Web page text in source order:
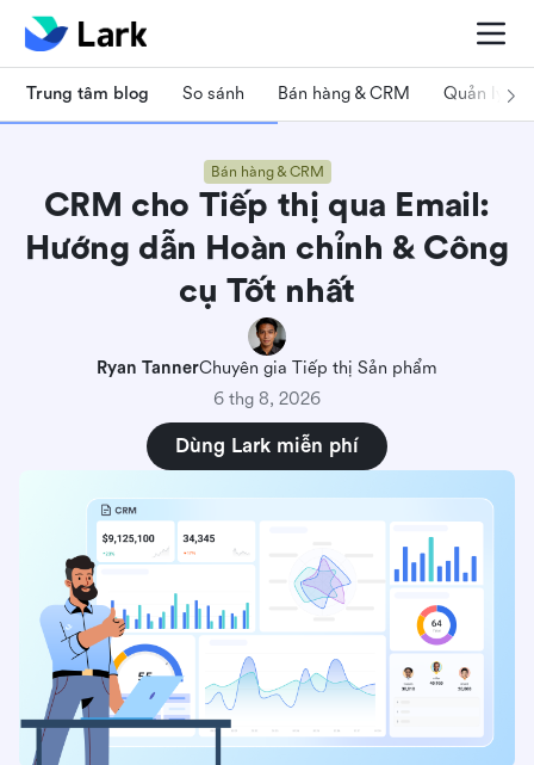
Trung tâm blog So sánh Bán hàng & CRM Quản lý dự
Bán hàng & CRM
CRM cho Tiếp thị qua Email:
Hướng dẫn Hoàn chỉnh & Công
cụ Tốt nhất
Ryan TannerChuyên gia Tiếp thị Sản phẩm
6 thg 8, 2026
Dùng Lark miễn phí